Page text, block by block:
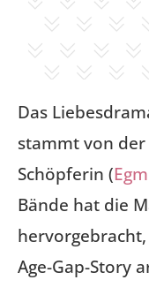
Das
stammt von der
Schöpferin (
Bände hat die
Age-Gap-Story